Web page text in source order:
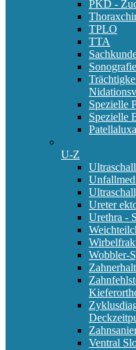
PKD -
TPLO
TTA
Sonografie
Spezielle
Spezielle
U-Z
Ureter
Urethra -
Wobbler-
Ventral